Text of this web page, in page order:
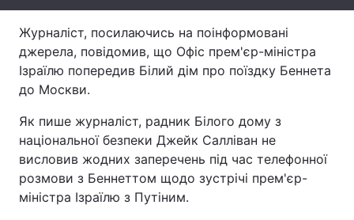
Послуги
Тема оформлення
Журналіст, посилаючись на поінформовані
джерела, повідомив, що Офіс прем'єр-міністра
Ізраїлю попередив Білий дім про поїздку Беннета
до Москви.
Як пише журналіст, радник Білого дому з
національної безпеки Джейк Салліван не
висловив жодних заперечень під час телефонної
розмови з Беннеттом щодо зустрічі прем'єр-
міністра Ізраїлю з Путіним.